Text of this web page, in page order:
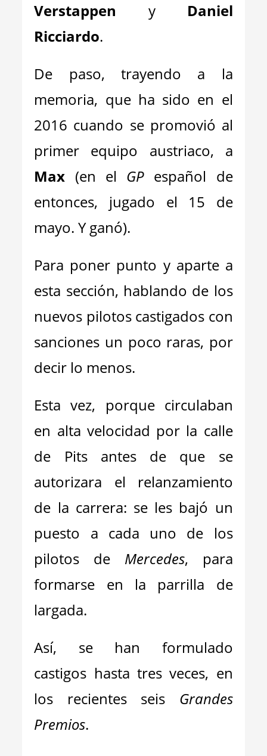
Verstappen y Daniel
Ricciardo.
De paso, trayendo a la
memoria, que ha sido en el
2016 cuando se promovió al
primer equipo austriaco, a
Max (en el GP español de
entonces, jugado el 15 de
mayo. Y ganó).
Para poner punto y aparte a
esta sección, hablando de los
nuevos pilotos castigados con
sanciones un poco raras, por
decir lo menos.
Esta vez, porque circulaban
en alta velocidad por la calle
de Pits antes de que se
autorizara el relanzamiento
de la carrera: se les bajó un
puesto a cada uno de los
pilotos de Mercedes, para
formarse en la parrilla de
largada.
Así, se han formulado
castigos hasta tres veces, en
los recientes seis Grandes
Premios.